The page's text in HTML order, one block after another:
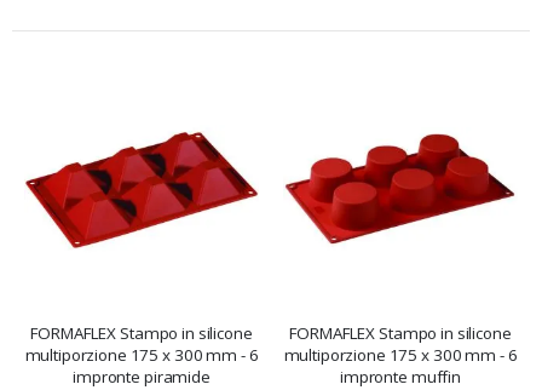
FORMAFLEX Stampo in silicone
multiporzione 175 x 300 mm - 6
impronte piramide
FORMAFLEX Stampo in silicone
multiporzione 175 x 300 mm - 6
impronte muffin